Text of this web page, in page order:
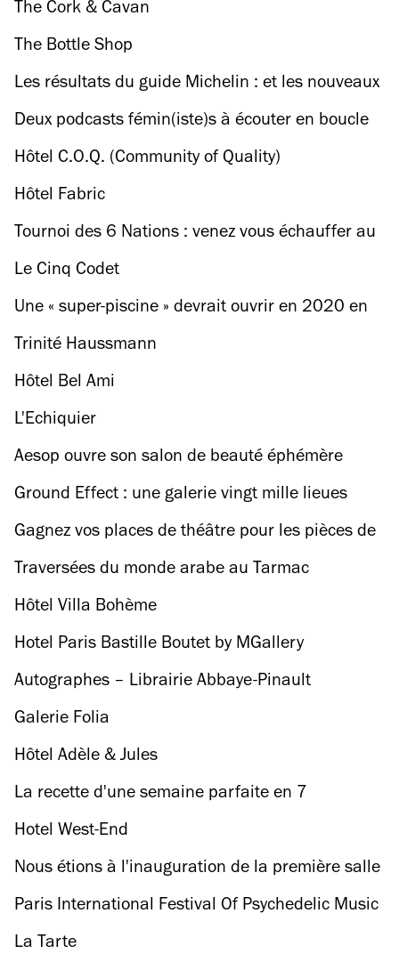
The Cork & Cavan
The Bottle Shop
Les résultats du guide Michelin : et les nouveaux
étoilés sont...
Deux podcasts fémin(iste)s à écouter en boucle
Hôtel C.O.Q. (Community of Quality)
Hôtel Fabric
Tournoi des 6 Nations : venez vous échauffer au
Bal Rock avant France-Ecosse
Le Cinq Codet
Une « super-piscine » devrait ouvrir en 2020 en
Seine-Saint-Denis
Trinité Haussmann
Hôtel Bel Ami
L'Echiquier
Aesop ouvre son salon de beauté éphémère
Ground Effect : une galerie vingt mille lieues
sous Paris
Gagnez vos places de théâtre pour les pièces de
la MC93 !
Traversées du monde arabe au Tarmac
Hôtel Villa Bohème
Hotel Paris Bastille Boutet by MGallery
Autographes – Librairie Abbaye-Pinault
Galerie Folia
Hôtel Adèle & Jules
La recette d'une semaine parfaite en 7
ingrédients
Hotel West-End
Nous étions à l'inauguration de la première salle
d'escalade parisienne Arkose Nation
Paris International Festival Of Psychedelic Music
: quoi de neuf pour 2017 ?
La Tarte